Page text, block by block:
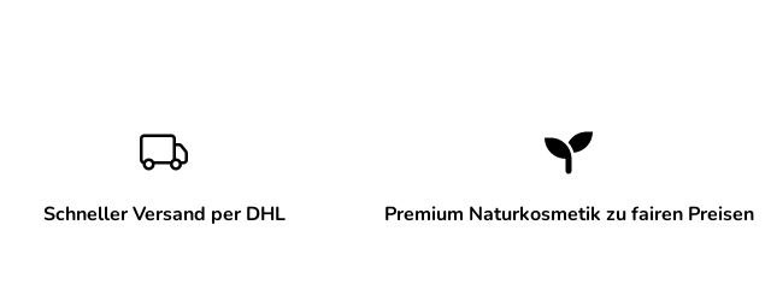
Schneller Versand per DHL Premium Naturkosmetik zu fairen Preisen